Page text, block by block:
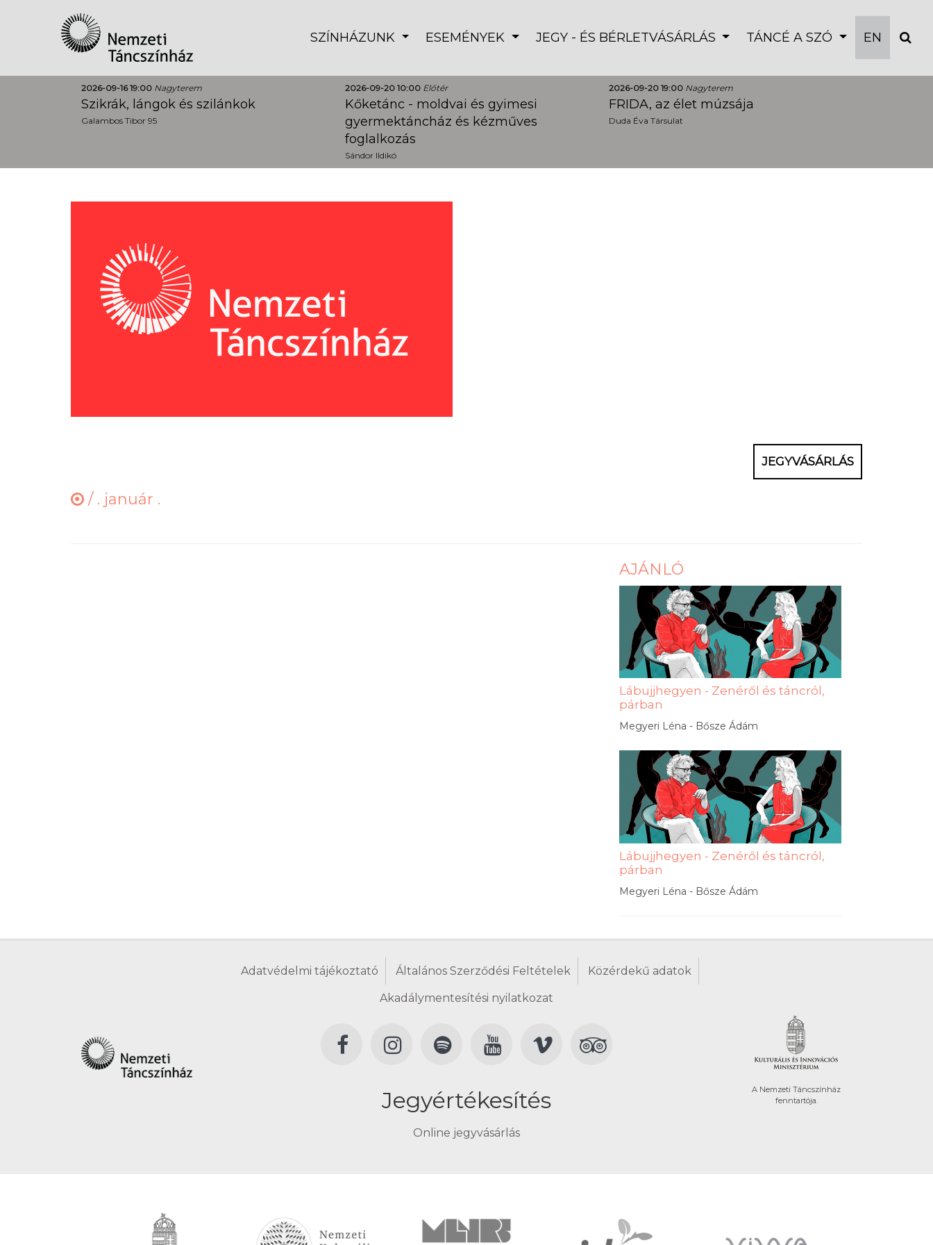
SZÍNHÁZUNK ESEMÉNYEK JEGY - ÉS BÉRLETVÁSÁRLÁS TÁNCÉ A SZÓ EN
2026-09-16 19:00 Nagyterem
Szikrák, lángok és szilánkok
Galambos Tibor 95
2026-09-20 10:00 Előtér
Kőketánc - moldvai és gyimesi
gyermektáncház és kézműves
foglalkozás
Sándor Ildikó
2026-09-20 19:00 Nagyterem
FRIDA, az élet múzsája
Duda Éva Társulat
JEGYVÁSÁRLÁS
/ . január .
AJÁNLÓ
Lábujjhegyen - Zenéről és táncról,
párban
Megyeri Léna - Bősze Ádám
Lábujjhegyen - Zenéről és táncról,
párban
Megyeri Léna - Bősze Ádám
Adatvédelmi tájékoztató Általános Szerződési Feltételek Közérdekű adatok
Akadálymentesítési nyilatkozat
Jegyértékesítés
Online jegyvásárlás
A Nemzeti Táncszínház
fenntartója.